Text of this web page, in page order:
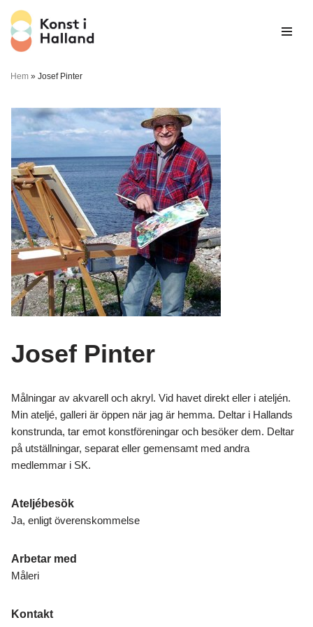
Hoppa
till
innehåll
Hem » Josef Pinter
Josef Pinter
Målningar av akvarell och akryl. Vid havet direkt eller i ateljén.
Min ateljé, galleri är öppen när jag är hemma. Deltar i Hallands
konstrunda, tar emot konstföreningar och besöker dem. Deltar
på utställningar, separat eller gemensamt med andra
medlemmar i SK.
Ateljébesök
Ja, enligt överenskommelse
Arbetar med
Måleri
Kontakt